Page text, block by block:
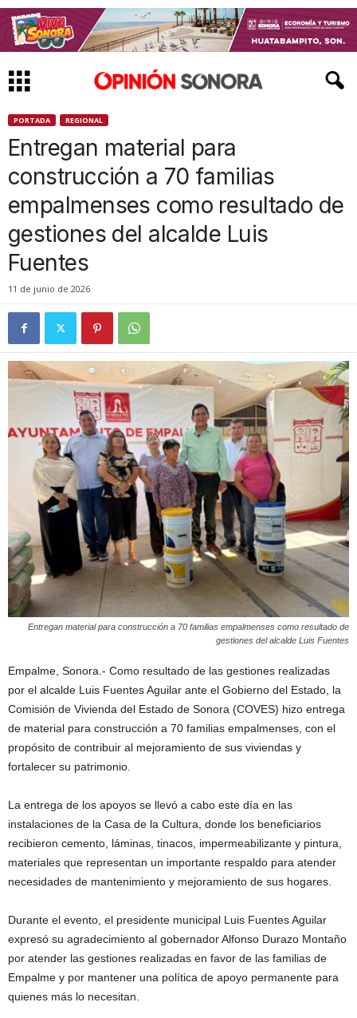
PORTADA REGIONAL
Entregan material para
construcción a 70 familias
empalmenses como resultado de
gestiones del alcalde Luis
Fuentes
11 de junio de 2026
Entregan material para construcción a 70 familias empalmenses como resultado de
gestiones del alcalde Luis Fuentes
Empalme, Sonora.- Como resultado de las gestiones realizadas
por el alcalde Luis Fuentes Aguilar ante el Gobierno del Estado, la
Comisión de Vivienda del Estado de Sonora (COVES) hizo entrega
de material para construcción a 70 familias empalmenses, con el
propósito de contribuir al mejoramiento de sus viviendas y
fortalecer su patrimonio.
La entrega de los apoyos se llevó a cabo este día en las
instalaciones de la Casa de la Cultura, donde los beneficiarios
recibieron cemento, láminas, tinacos, impermeabilizante y pintura,
materiales que representan un importante respaldo para atender
necesidades de mantenimiento y mejoramiento de sus hogares.
Durante el evento, el presidente municipal Luis Fuentes Aguilar
expresó su agradecimiento al gobernador Alfonso Durazo Montaño
por atender las gestiones realizadas en favor de las familias de
Empalme y por mantener una política de apoyo permanente para
quienes más lo necesitan.